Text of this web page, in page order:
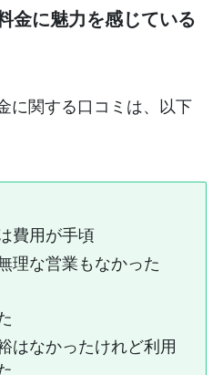
金に魅力を感じている
に関する口コミは、以下
費用が手頃
理な営業もなかった
はなかったけれど利用